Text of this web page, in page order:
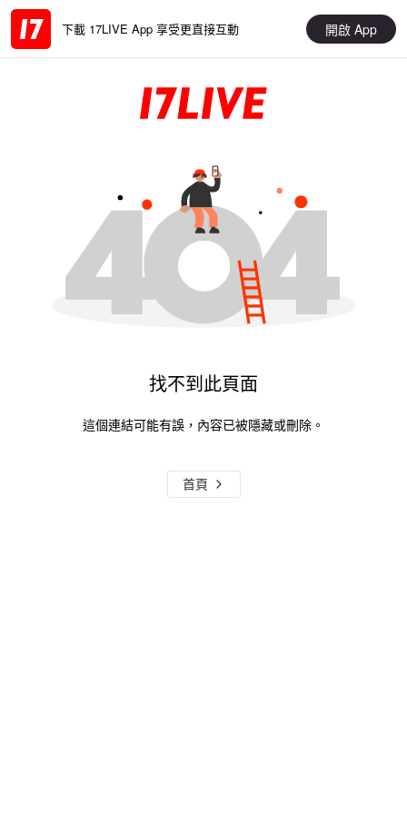
下載 17LIVE App 享受更直接互動 開啟 App
找不到此頁面
這個連結可能有誤，內容已被隱藏或刪除。
首頁